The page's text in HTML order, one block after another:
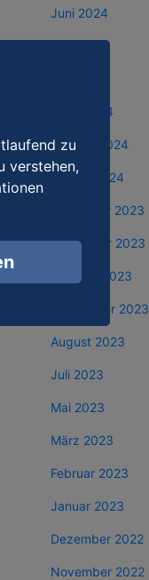
Juni 2024
März 2024
Februar 2024
Januar 2024
Dezember 2023
November 2023
Oktober 2023
September 2023
August 2023
Juli 2023
Mai 2023
März 2023
Februar 2023
Januar 2023
Dezember 2022
November 2022
zu
verstehen,